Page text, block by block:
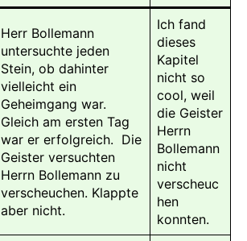
Herr Bollemann
untersuchte jeden
Stein, ob dahinter
vielleicht ein
Geheimgang war.
Gleich am ersten Tag
war er erfolgreich. Die
Geister versuchten
Herrn Bollemann zu
verscheuchen. Klappte
aber nicht.
Ich fand
dieses
Kapitel
nicht so
cool, weil
die Geister
Herrn
Bollemann
nicht
verscheuc
hen
konnten.